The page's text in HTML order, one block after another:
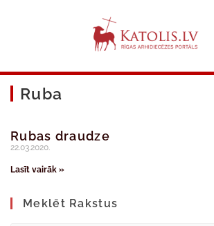
Ruba
Rubas draudze
22.03.2020.
Lasīt vairāk »
Meklēt Rakstus